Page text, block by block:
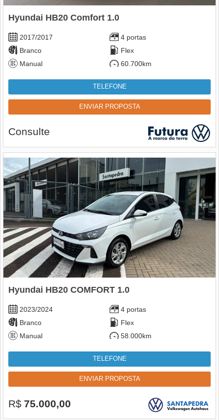
Hyundai HB20 Comfort 1.0
2017/2017
4 portas
Branco
Flex
Manual
60.700km
TELEFONE
ENVIAR PROPOSTA
Consulte
Hyundai HB20 COMFORT 1.0
2023/2024
4 portas
Branco
Flex
Manual
58.000km
TELEFONE
ENVIAR PROPOSTA
R$ 75.000,00